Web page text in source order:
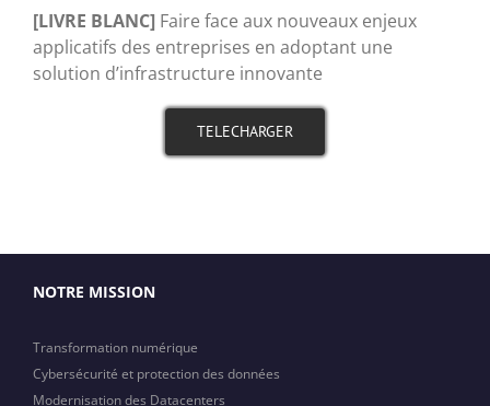
[LIVRE BLANC] Faire face aux nouveaux enjeux
applicatifs des entreprises en adoptant une
solution d’infrastructure innovante
TELECHARGER
NOTRE MISSION
Transformation numérique
Cybersécurité et protection des données
Modernisation des Datacenters